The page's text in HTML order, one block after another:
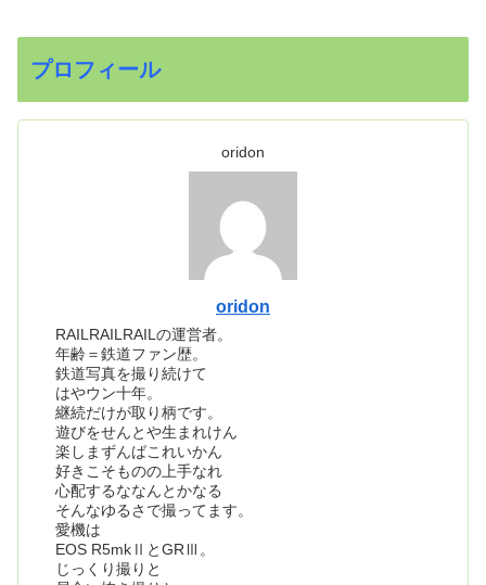
プロフィール
oridon
oridon
RAILRAILRAILの運営者。
年齢＝鉄道ファン歴。
鉄道写真を撮り続けて
はやウン十年。
継続だけが取り柄です。
遊びをせんとや生まれけん
楽しまずんばこれいかん
好きこそものの上手なれ
心配するななんとかなる
そんなゆるさで撮ってます。
愛機は
EOS R5mkⅡとGRⅢ。
じっくり撮りと